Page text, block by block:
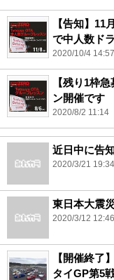
【告知】11
で中人数ド
2020/10/4 14:57
【残り1枠
ン開催です
2020/8/2 11:14
近日中に告
2020/3/21 19:34
東日本大震
2020/3/12 12:46
【開催終了
タイGP第5